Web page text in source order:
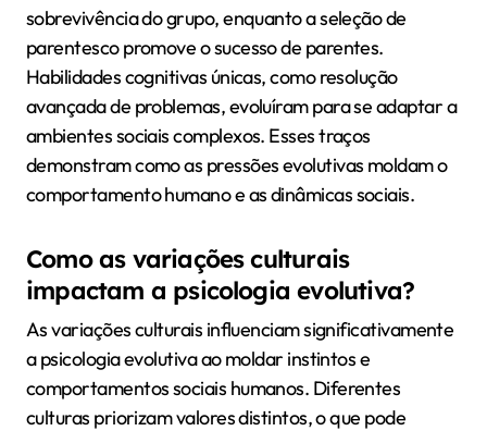
sobrevivência do grupo, enquanto a seleção de
parentesco promove o sucesso de parentes.
Habilidades cognitivas únicas, como resolução
avançada de problemas, evoluíram para se adaptar a
ambientes sociais complexos. Esses traços
demonstram como as pressões evolutivas moldam o
comportamento humano e as dinâmicas sociais.
Como as variações culturais
impactam a psicologia evolutiva?
As variações culturais influenciam significativamente
a psicologia evolutiva ao moldar instintos e
comportamentos sociais humanos. Diferentes
culturas priorizam valores distintos, o que pode